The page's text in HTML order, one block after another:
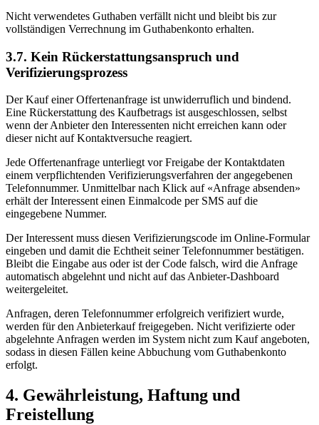
Nicht verwendetes Guthaben verfällt nicht und bleibt bis zur
vollständigen Verrechnung im Guthabenkonto erhalten.
3.7. Kein Rückerstattungsanspruch und
Verifizierungsprozess
Der Kauf einer Offertenanfrage ist unwiderruflich und bindend.
Eine Rückerstattung des Kaufbetrags ist ausgeschlossen, selbst
wenn der Anbieter den Interessenten nicht erreichen kann oder
dieser nicht auf Kontaktversuche reagiert.
Jede Offertenanfrage unterliegt vor Freigabe der Kontaktdaten
einem verpflichtenden Verifizierungsverfahren der angegebenen
Telefonnummer. Unmittelbar nach Klick auf «Anfrage absenden»
erhält der Interessent einen Einmalcode per SMS auf die
eingegebene Nummer.
Der Interessent muss diesen Verifizierungscode im Online-Formular
eingeben und damit die Echtheit seiner Telefonnummer bestätigen.
Bleibt die Eingabe aus oder ist der Code falsch, wird die Anfrage
automatisch abgelehnt und nicht auf das Anbieter-Dashboard
weitergeleitet.
Anfragen, deren Telefonnummer erfolgreich verifiziert wurde,
werden für den Anbieterkauf freigegeben. Nicht verifizierte oder
abgelehnte Anfragen werden im System nicht zum Kauf angeboten,
sodass in diesen Fällen keine Abbuchung vom Guthabenkonto
erfolgt.
4. Gewährleistung, Haftung und
Freistellung